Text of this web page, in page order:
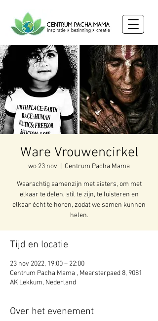
Ware Vrouwencirkel
wo 23 nov Centrum Pacha Mama
Waarachtig samenzijn met sisters, om met
elkaar te delen, stil te zijn, te luisteren en
elkaar écht te horen, zodat we samen kunnen
helen.
Tijd en locatie
23 nov 2022, 19:00 – 22:00
Centrum Pacha Mama , Mearsterpaed 8, 9081
AK Lekkum, Nederland
Over het evenement